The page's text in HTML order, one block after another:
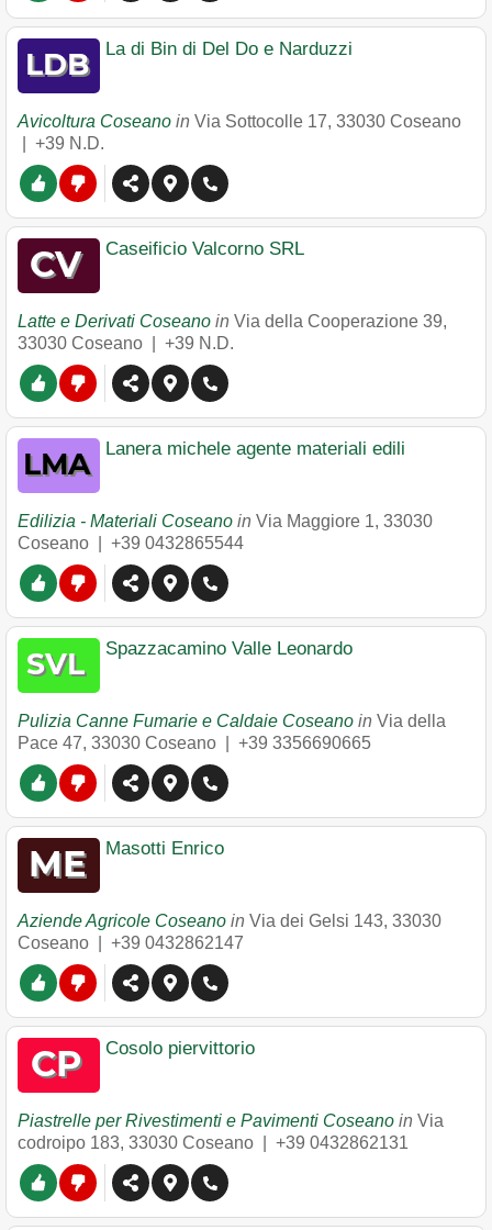
La di Bin di Del Do e Narduzzi
Avicoltura Coseano in Via Sottocolle 17, 33030 Coseano
+39 N.D.
Caseificio Valcorno SRL
Latte e Derivati Coseano in Via della Cooperazione 39,
33030 Coseano +39 N.D.
Lanera michele agente materiali edili
Edilizia - Materiali Coseano in Via Maggiore 1, 33030
Coseano
+39 0432865544
Spazzacamino Valle Leonardo
Pulizia Canne Fumarie e Caldaie Coseano in Via della
Pace 47, 33030 Coseano +39 3356690665
Masotti Enrico
Aziende Agricole Coseano in Via dei Gelsi 143, 33030
Coseano
+39 0432862147
Cosolo piervittorio
Piastrelle per Rivestimenti e Pavimenti Coseano in Via
codroipo 183, 33030 Coseano +39 0432862131